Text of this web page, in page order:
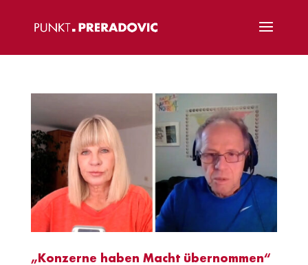
„Konzerne haben Macht übernommen“